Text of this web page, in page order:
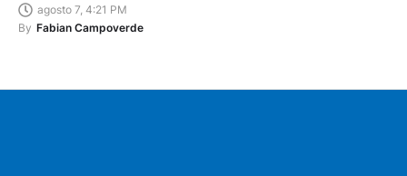
agosto 7, 4:21 PM
By Fabian Campoverde